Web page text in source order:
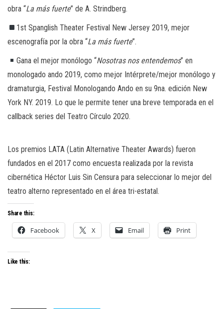
obra “La más fuerte” de A. Strindberg.
1st Spanglish Theater Festival New Jersey 2019, mejor
escenografía por la obra “La más fuerte”.
Gana el mejor monólogo “Nosotras nos entendemos” en
monologado ando 2019, como mejor Intérprete/mejor monólogo y
dramaturgia, Festival Monologando Ando en su 9na. edición New
York NY. 2019. Lo que le permite tener una breve temporada en el
callback series del Teatro Círculo 2020.
Los premios LATA (Latin Alternative Theater Awards) fueron
fundados en el 2017 como encuesta realizada por la revista
cibernética Héctor Luis Sin Censura para seleccionar lo mejor del
teatro alterno representado en el área tri-estatal.
Share this:
Facebook X Email Print
Like this: